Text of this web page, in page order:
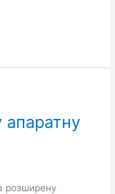
розширену